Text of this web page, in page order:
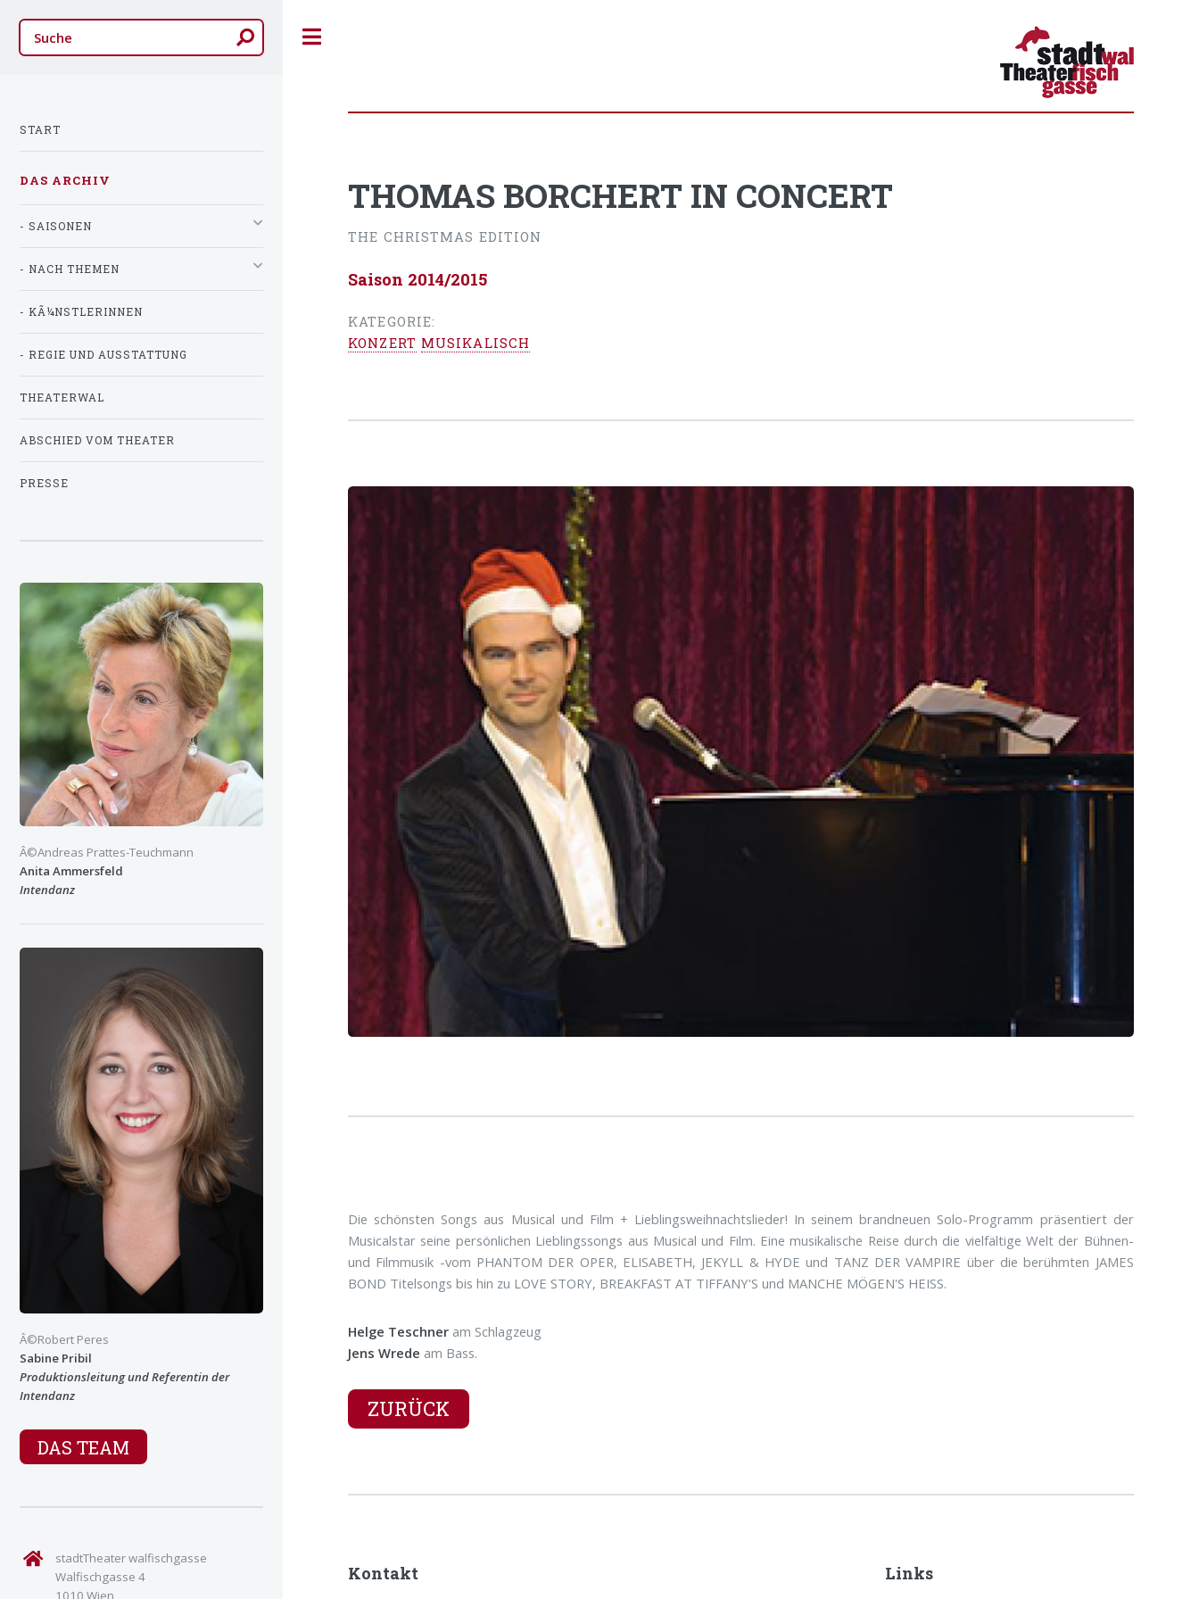
THOMAS BORCHERT IN CONCERT
THE CHRISTMAS EDITION
Saison 2014/2015
KATEGORIE:
KONZERT MUSIKALISCH
Die schönsten Songs aus Musical und Film + Lieblingsweihnachtslieder! In seinem brandneuen Solo-Programm präsentiert der
Musicalstar seine persönlichen Lieblingssongs aus Musical und Film. Eine musikalische Reise durch die vielfältige Welt der Bühnen-
und Filmmusik -vom PHANTOM DER OPER, ELISABETH, JEKYLL & HYDE und TANZ DER VAMPIRE über die berühmten JAMES
BOND Titelsongs bis hin zu LOVE STORY, BREAKFAST AT TIFFANY'S und MANCHE MÖGEN'S HEISS.
Helge Teschner am Schlagzeug
Jens Wrede am Bass.
ZURÜCK
Kontakt Links
START
DAS ARCHIV
- SAISONEN
- NACH THEMEN
- KÃ¼NSTLERINNEN
- REGIE UND AUSSTATTUNG
THEATERWAL
ABSCHIED VOM THEATER
PRESSE
Â©Andreas Prattes-Teuchmann
Anita Ammersfeld
Intendanz
Â©Robert Peres
Sabine Pribil
Produktionsleitung und Referentin der
Intendanz
DAS TEAM
stadtTheater walfischgasse
Walfischgasse 4
1010 Wien
Toggle